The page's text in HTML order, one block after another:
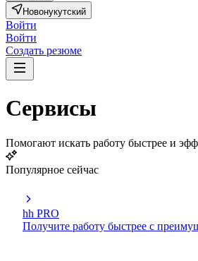
Новонукутский
Войти
Войти
Создать резюме
Сервисы
Помогают искать работу быстрее и
Популярное сейчас
hh PRO
Получите работу быстрее с